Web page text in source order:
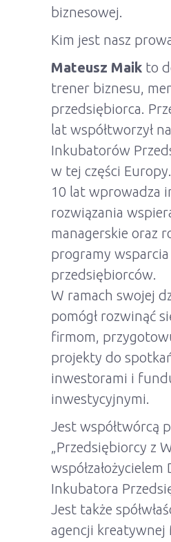
biznesowej.
Kim jest nasz
Mateusz Maik to
trener biznesu,
przedsiębiorca.
lat współtworzył
Inkubatorów
w tej części
10 lat wprowadza
rozwiązania
managerskie oraz
programy wsparcia
przedsiębiorców.
W ramach swojej
pomógł rozwinąć
firmom,
projekty do
inwestorami i
inwestycyjnymi.
Jest współtwórcą
„Przedsiębiorcy z
Inkubatora
Jest także
agencji kreatywnej